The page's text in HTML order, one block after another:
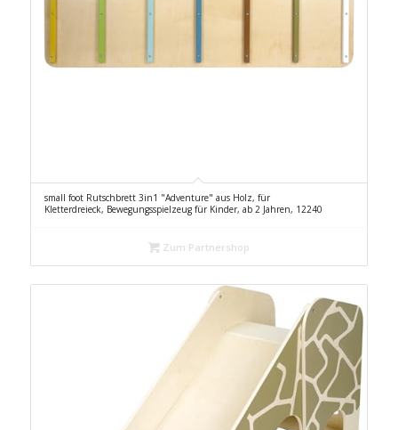
small foot Rutschbrett 3in1 "Adventure" aus Holz, für
Kletterdreieck, Bewegungsspielzeug für Kinder, ab 2 Jahren, 12240
Zum Partnershop